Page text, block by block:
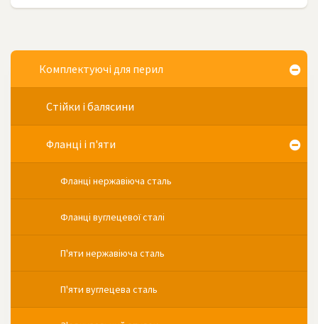
Комплектуючі для перил
Стійки і балясини
Фланці і п'яти
Фланці нержавіюча сталь
Фланці вуглецевої сталі
П'яти нержавіюча сталь
П'яти вуглецева сталь